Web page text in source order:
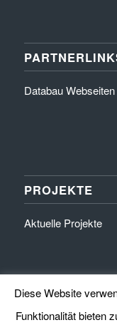
Databau
PROJEKTE
Aktuelle Projekte
© Copyright 2016 by
Diese Website
Funktionalität bieten